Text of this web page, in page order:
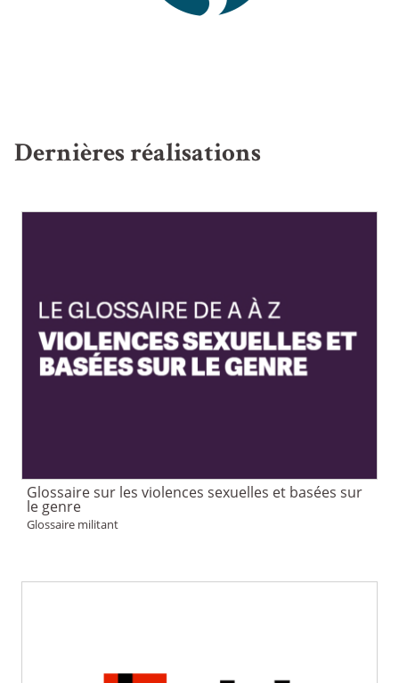
Dernières réalisations
Glossaire sur les violences sexuelles et basées sur
le genre
Glossaire militant